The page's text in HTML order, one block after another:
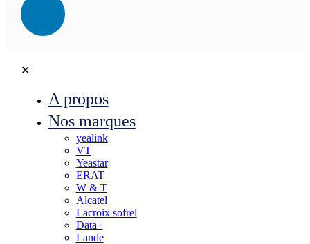
✕
A propos
Nos marques
yealink
VT
Yeastar
ERAT
W & T
Alcatel
Lacroix sofrel
Data+
Lande